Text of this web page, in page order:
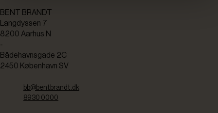
BENT BRANDT
Langdyssen 7
8200 Aarhus N
-
Bådehavnsgade 2C
2450 København SV
bb@bentbrandt.dk
8930 0000